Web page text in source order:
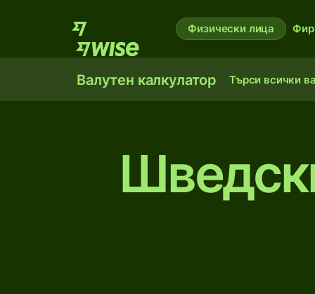
Физически лица
Валутен калкулатор Търси всички